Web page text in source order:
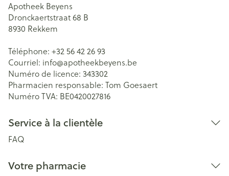
Apotheek Beyens
Dronckaertstraat 68 B
8930 Rekkem
Téléphone: +32 56 42 26 93
Courriel: info@apotheekbeyens.be
Numéro de licence: 343302
Pharmacien responsable: Tom Goesaert
Numéro TVA: BE0420027816
Service à la clientèle
FAQ
Votre pharmacie